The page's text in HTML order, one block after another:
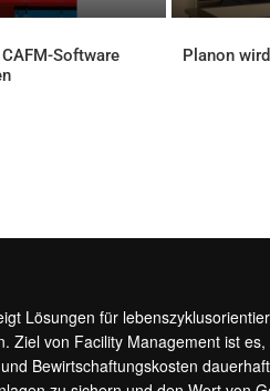
Software
Planon
Lösungen für
Ziel von Facility Management ist
Bewirtschaftungskosten